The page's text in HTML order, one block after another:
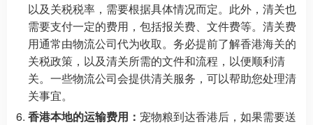
以及关税税率，需要根据具体情况而定。此外，清关也
需要支付一定的费用，包括报关费、文件费等。清关费
用通常由物流公司代为收取。务必提前了解香港海关的
关税政策，以及清关所需的文件和流程，以便顺利清
关。一些物流公司会提供清关服务，可以帮助您处理清
关事宜。
香港本地的运输费用： 宠物粮到达香港后，如果需要送